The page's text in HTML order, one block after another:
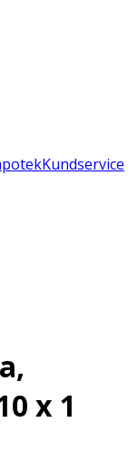
Kundservice
x 1